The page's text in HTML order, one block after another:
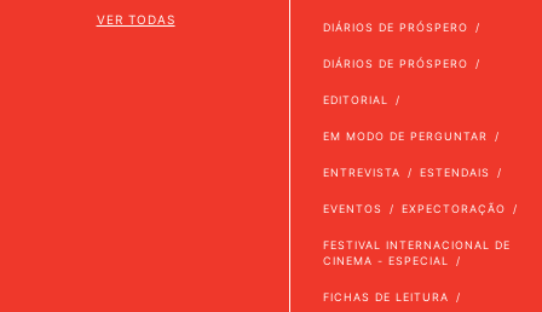
VER TODAS
DIÁRIOS DE PRÓSPERO
DIÁRIOS DE PRÓSPERO
EDITORIAL
EM MODO DE PERGUNTAR
ENTREVISTA ESTENDAIS
EVENTOS EXPECTORAÇÃO
FESTIVAL INTERNACIONAL DE
CINEMA - ESPECIAL
FICHAS DE LEITURA